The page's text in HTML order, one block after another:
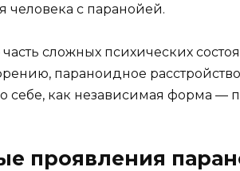
человека с паранойей.
сложных психических
параноидное
себе, как независимая форма —
проявления